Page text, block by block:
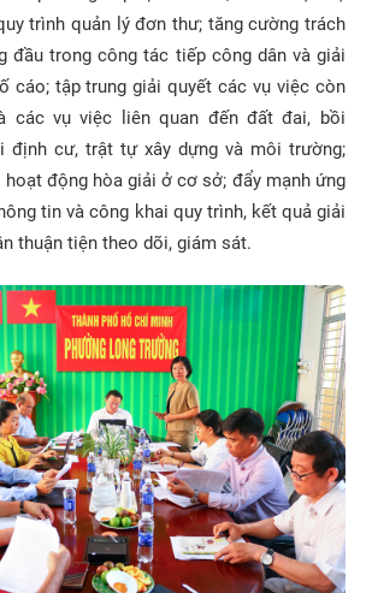
trình quản lý đơn thư; tăng cường trách
đầu trong công tác tiếp công dân và giải
cáo; tập trung giải quyết các vụ việc còn
các vụ việc liên quan đến đất đai, bồi
định cư, trật tự xây dựng và môi trường;
hoạt động hòa giải ở cơ sở; đẩy mạnh ứng
tin và công khai quy trình, kết quả giải
thuận tiện theo dõi, giám sát.